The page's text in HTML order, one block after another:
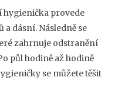
hygienička provede
dásní. Následně se
zahrnuje odstranění
půl hodině až hodině
se můžete těšit